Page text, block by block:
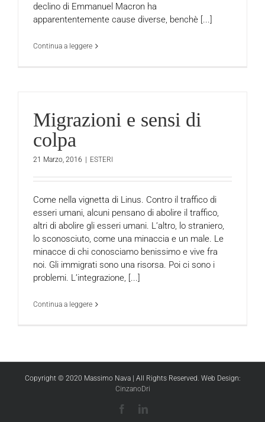
declino di Emmanuel Macron ha
apparententemente cause diverse, benchè [...]
Continua a leggere
Migrazioni e sensi di
colpa
21 Marzo, 2016 | ESTERI
Come nella vignetta di Linus. Contro il traffico di
esseri umani, alcuni pensano di abolire il traffico,
altri di abolire gli esseri umani. L’altro, lo straniero,
lo sconosciuto, come una minaccia e un male. Le
minacce di chi conosciamo benissimo e vive fra
noi. Gli immigrati sono una risorsa. Poi ci sono i
problemi. L’integrazione, [...]
Continua a leggere
Copyright © 2020 Massimo Nava | All Rights Reserved. Web Design:
CinzanoDri
FacebookLinkedIn